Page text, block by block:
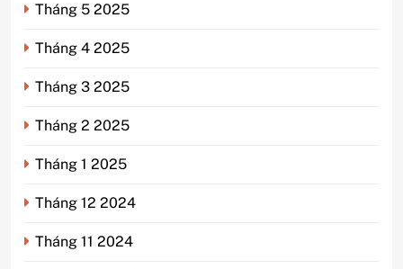
Tháng 5 2025
Tháng 4 2025
Tháng 3 2025
Tháng 2 2025
Tháng 1 2025
Tháng 12 2024
Tháng 11 2024